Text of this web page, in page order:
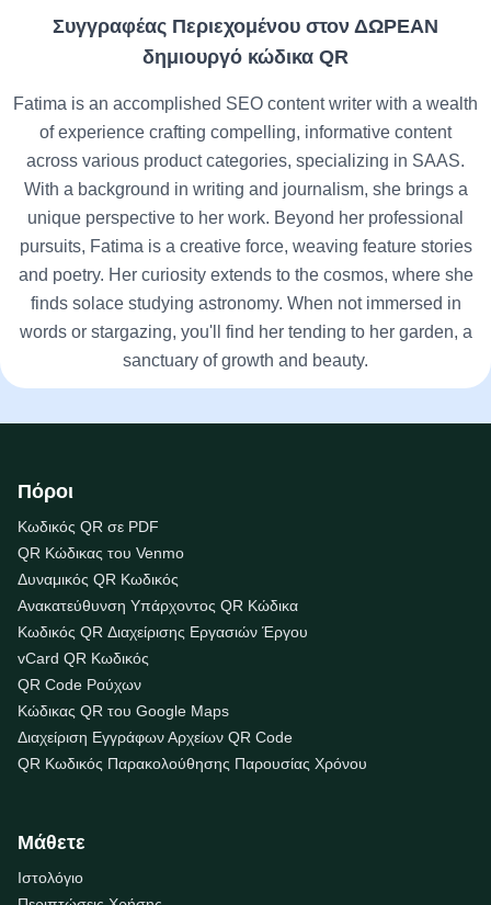
Συγγραφέας Περιεχομένου στον ΔΩΡΕΑΝ
δημιουργό κώδικα QR
Fatima is an accomplished SEO content writer with a wealth
of experience crafting compelling, informative content
across various product categories, specializing in SAAS.
With a background in writing and journalism, she brings a
unique perspective to her work. Beyond her professional
pursuits, Fatima is a creative force, weaving feature stories
and poetry. Her curiosity extends to the cosmos, where she
finds solace studying astronomy. When not immersed in
words or stargazing, you'll find her tending to her garden, a
sanctuary of growth and beauty.
Πόροι
Κωδικός QR σε PDF
QR Κώδικας του Venmo
Δυναμικός QR Κωδικός
Ανακατεύθυνση Υπάρχοντος QR Κώδικα
Κωδικός QR Διαχείρισης Εργασιών Έργου
vCard QR Κωδικός
QR Code Ρούχων
Κώδικας QR του Google Maps
Διαχείριση Εγγράφων Αρχείων QR Code
QR Κωδικός Παρακολούθησης Παρουσίας Χρόνου
Μάθετε
Ιστολόγιο